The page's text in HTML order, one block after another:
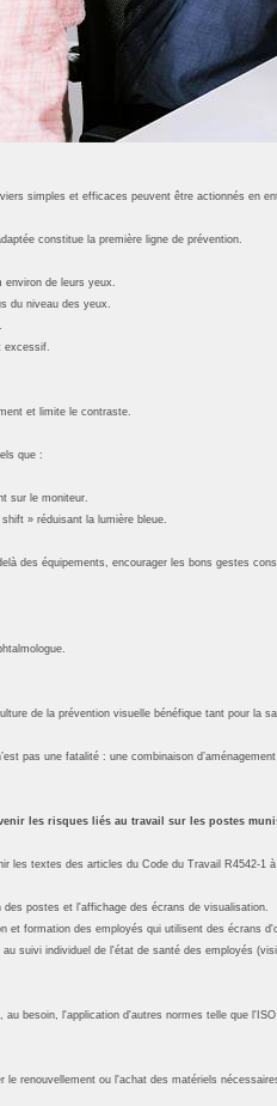
simples et efficaces peuvent être actionnés en
constitue la première ligne de prévention.
de leurs yeux.
du niveau des yeux.
excessif.
et limite le contraste.
que :
sur le moniteur.
» réduisant la lumière bleue.
des équipements, encourager les bons gestes
de la prévention visuelle bénéfique tant pour la
pas une fatalité : une combinaison
les risques liés au travail sur les postes
les textes des articles du Code du Travail R4542-1
postes et l'affichage des écrans de visualisation.
et formation des employés qui utilisent des écrans
suivi individuel de l'état de santé des employés
besoin, l'application d'autres normes telle que
le renouvellement ou l'achat des matériels